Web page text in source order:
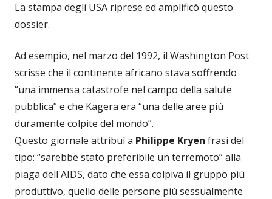
La stampa degli USA riprese ed amplificò questo
dossier.
Ad esempio, nel marzo del 1992, il Washington Post
scrisse che il continente africano stava soffrendo
“una immensa catastrofe nel campo della salute
pubblica” e che Kagera era “una delle aree più
duramente colpite del mondo”.
Questo giornale attribuì a Philippe Kryen frasi del
tipo: “sarebbe stato preferibile un terremoto” alla
piaga dell'AIDS, dato che essa colpiva il gruppo più
produttivo, quello delle persone più sessualmente